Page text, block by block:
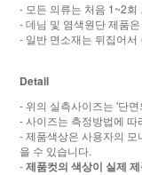
- 모든 의류는 처음 1~2
- 데님 및 염색원단 제품
- 일반 면소재는 뒤집어
Detail
- 위의 실측사이즈는 '단
- 사이즈는 측정방법에
- 제품색상은 사용자의
을 수 있습니다.
-제품컷의 색상이 실제